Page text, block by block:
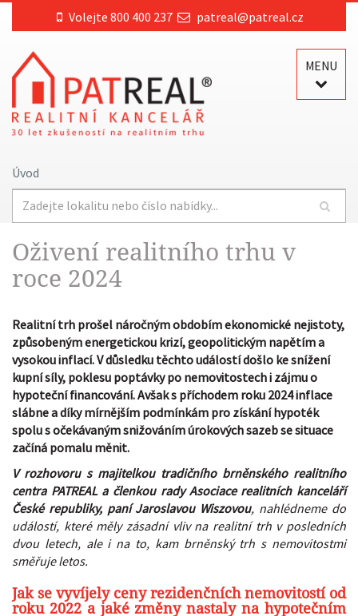
Volejte 800 400 237 patreal@patreal.cz
MENU
Úvod
Oživení realitního trhu v
roce 2024
Realitní trh prošel náročným obdobím ekonomické nejistoty,
způsobeným energetickou krizí, geopolitickým napětím a
vysokou inflací. V důsledku těchto událostí došlo ke snížení
kupní síly, poklesu poptávky po nemovitostech i zájmu o
hypoteční financování. Avšak s příchodem roku 2024 inflace
slábne a díky mírnějším podmínkám pro získání hypoték
spolu s očekávaným snižováním úrokových sazeb se situace
začíná pomalu měnit.
V rozhovoru s majitelkou tradičního brněnského realitního
centra PATREAL a členkou rady Asociace realitních kanceláří
České republiky, paní Jaroslavou Wiszovou, nahlédneme do
událostí, které měly zásadní vliv na realitní trh v posledních
dvou letech, ale i na to, kam brněnský trh s nemovitostmi
směřuje letos.
Jak se vyvíjely ceny rezidenčních nemovitostí od
roku 2022 a jaké změny nastaly na hypotečním